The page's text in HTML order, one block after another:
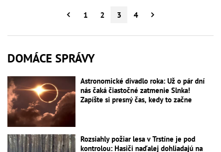
1 2 3 4
DOMÁCE SPRÁVY
Astronomické divadlo roka: Už o pár dní
nás čaká čiastočné zatmenie Slnka!
Zapíšte si presný čas, kedy to začne
Rozsiahly požiar lesa v Trstíne je pod
kontrolou: Hasiči naďalej dohliadajú na